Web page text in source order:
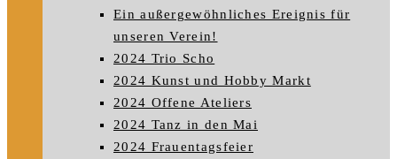
Ein außergewöhnliches Ereignis für
unseren Verein!
2024 Trio Scho
2024 Kunst und Hobby Markt
2024 Offene Ateliers
2024 Tanz in den Mai
2024 Frauentagsfeier